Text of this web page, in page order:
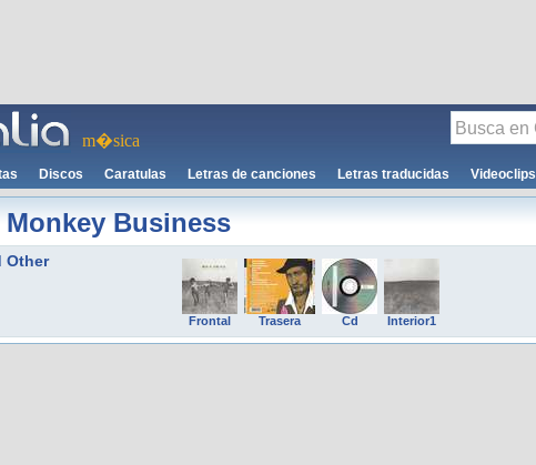
m�sica
Discos Caratulas Letras de canciones Letras traducidas Videoclips
Monkey Business
Other
Frontal Trasera Cd Interior1